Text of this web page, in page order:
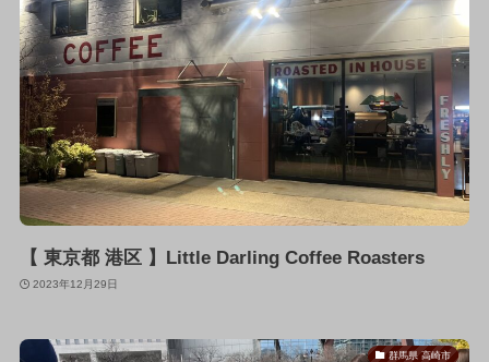
【 東京都 港区 】Little Darling Coffee Roasters
2023年12月29日
群馬県 高崎市